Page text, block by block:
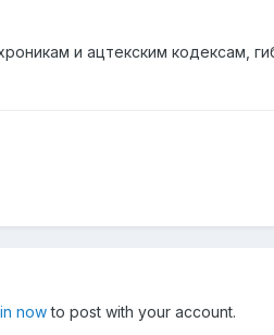
и ацтекским
nowto post with your account.